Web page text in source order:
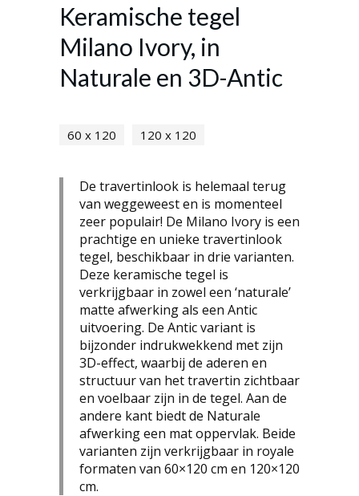
Keramische tegel
Milano Ivory, in
Naturale en 3D-Antic
60 x 120 120 x 120
De travertinlook is helemaal terug
van weggeweest en is momenteel
zeer populair! De Milano Ivory is een
prachtige en unieke travertinlook
tegel, beschikbaar in drie varianten.
Deze keramische tegel is
verkrijgbaar in zowel een ‘naturale’
matte afwerking als een Antic
uitvoering. De Antic variant is
bijzonder indrukwekkend met zijn
3D-effect, waarbij de aderen en
structuur van het travertin zichtbaar
en voelbaar zijn in de tegel. Aan de
andere kant biedt de Naturale
afwerking een mat oppervlak. Beide
varianten zijn verkrijgbaar in royale
formaten van 60×120 cm en 120×120
cm.